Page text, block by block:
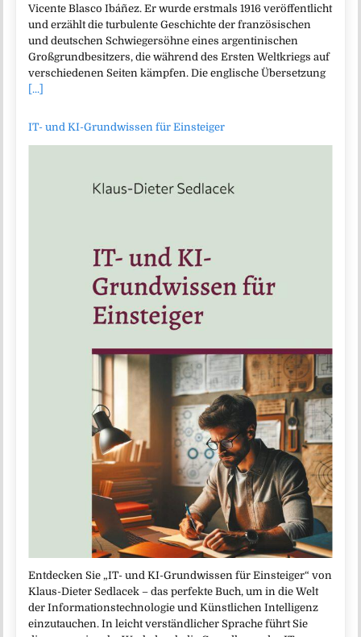
Vicente Blasco Ibáñez. Er wurde erstmals 1916 veröffentlicht
und erzählt die turbulente Geschichte der französischen
und deutschen Schwiegersöhne eines argentinischen
Großgrundbesitzers, die während des Ersten Weltkriegs auf
verschiedenen Seiten kämpfen. Die englische Übersetzung
[...]
IT- und KI-Grundwissen für Einsteiger
Entdecken Sie „IT- und KI-Grundwissen für Einsteiger“ von
Klaus-Dieter Sedlacek – das perfekte Buch, um in die Welt
der Informationstechnologie und Künstlichen Intelligenz
einzutauchen. In leicht verständlicher Sprache führt Sie